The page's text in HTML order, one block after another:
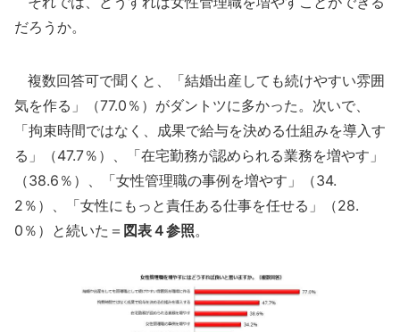
だろうか。
複数回答可で聞くと、「結婚出産しても続けやすい雰囲
気を作る」（77.0％）がダントツに多かった。次いで、
「拘束時間ではなく、成果で給与を決める仕組みを導入す
る」（47.7％）、「在宅勤務が認められる業務を増やす」
（38.6％）、「女性管理職の事例を増やす」（34.
2％）、「女性にもっと責任ある仕事を任せる」（28.
0％）と続いた＝ 図表４参照。